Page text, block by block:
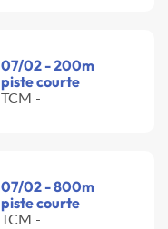
07/02 - 200m
piste courte
TCM -
07/02 - 800m
piste courte
TCM -